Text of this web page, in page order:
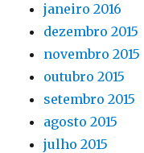
janeiro 2016
dezembro 2015
novembro 2015
outubro 2015
setembro 2015
agosto 2015
julho 2015